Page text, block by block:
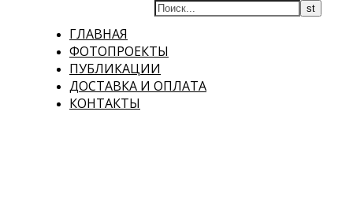
ГЛАВНАЯ
ФОТОПРОЕКТЫ
ПУБЛИКАЦИИ
ДОСТАВКА И ОПЛАТА
КОНТАКТЫ